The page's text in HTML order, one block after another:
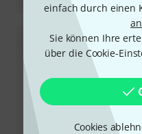
einfach durch einen
Sie können Ihre
über die Cookie-
Cookies